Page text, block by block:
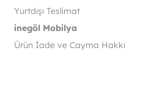
Yurtdışı Teslimat
inegöl Mobilya
Ürün İade ve Cayma Hakkı